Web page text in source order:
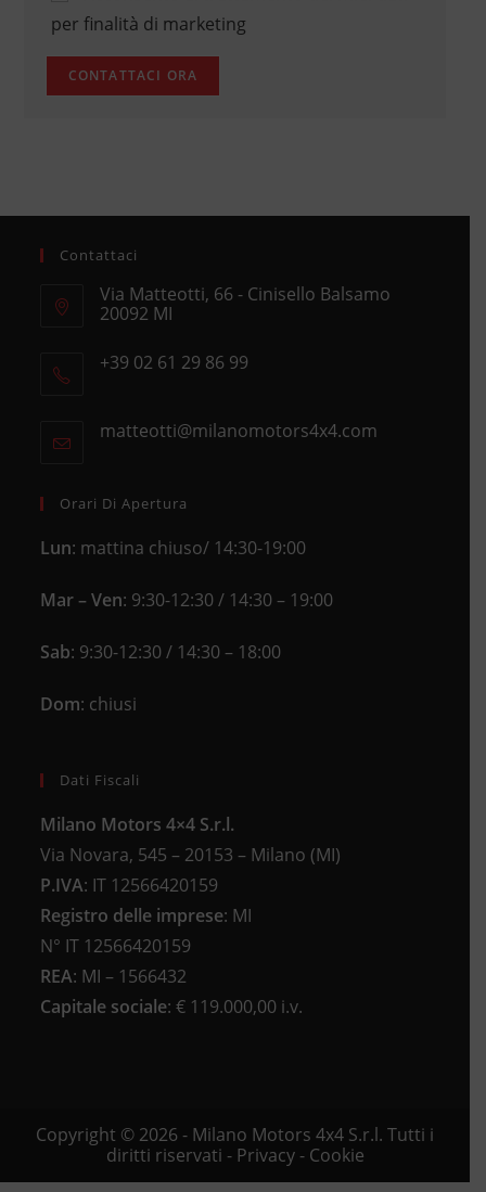
per finalità di marketing
Contattaci
Via Matteotti, 66 - Cinisello Balsamo
20092 MI
in
+39 02 61 29 86 99
your
matteotti@milanomotors4x4.comOpens
Orari Di Apertura
Lun: mattina chiuso/ 14:30-19:00
Mar – Ven: 9:30-12:30 / 14:30 – 19:00
Sab: 9:30-12:30 / 14:30 – 18:00
Dom: chiusi
Dati Fiscali
Milano Motors 4×4 S.r.l.
Via Novara, 545 – 20153 – Milano (MI)
P.IVA: IT 12566420159
Registro delle imprese: MI
N° IT 12566420159
REA: MI – 1566432
Capitale sociale: € 119.000,00 i.v.
Copyright © 2026 - Milano Motors 4x4 S.r.l. Tutti i
diritti riservati - Privacy- Cookie